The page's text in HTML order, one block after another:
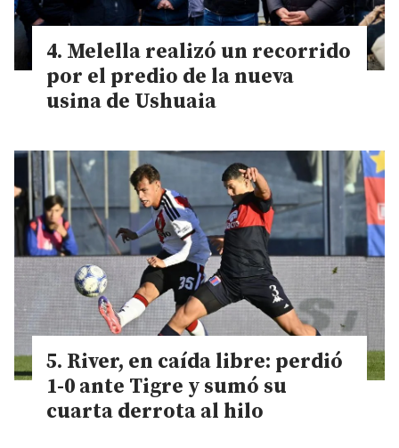
Melella realizó un recorrido
por el predio de la nueva
usina de Ushuaia
River, en caída libre: perdió
1-0 ante Tigre y sumó su
cuarta derrota al hilo